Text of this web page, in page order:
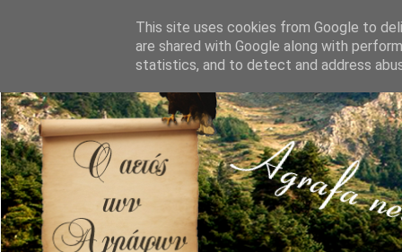
This site uses cookies from Google to
are shared with Google along with
statistics, and to detect and address